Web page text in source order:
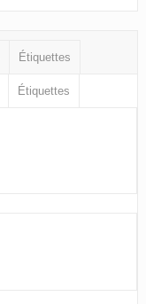
Étiquettes
Étiquettes